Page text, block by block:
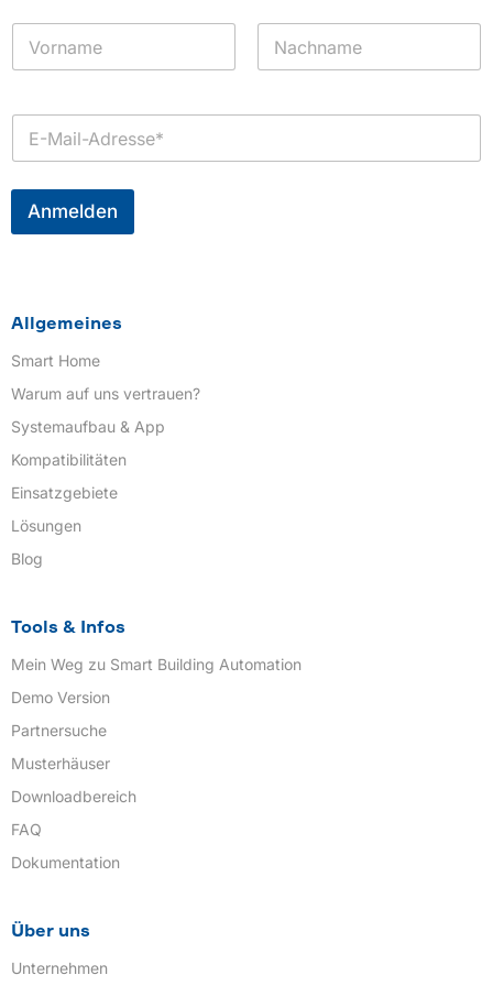
N
m
*
E
M
a
l
Anmelden
Allgemeines
Smart Home
Warum auf uns vertrauen?
Systemaufbau & App
Kompatibilitäten
Einsatzgebiete
Lösungen
Blog
Tools & Infos
Mein Weg zu Smart Building Automation
Demo Version
Partnersuche
Musterhäuser
Downloadbereich
FAQ
Dokumentation
Über uns
Unternehmen